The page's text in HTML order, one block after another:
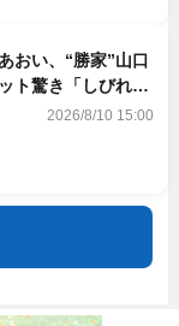
おい、“勝家”山口
ト驚き「しびれた
バレあり）2026/8/10 15:00